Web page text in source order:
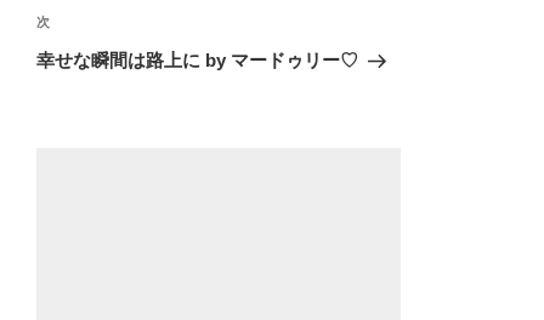
ビ
ゲ
投
稿
次
の
次
幸せな瞬間は路上に by マードゥリー♡